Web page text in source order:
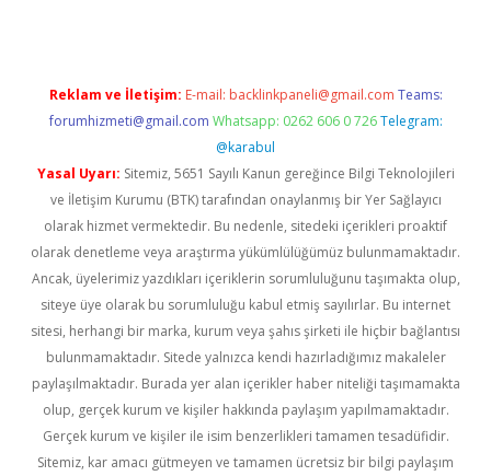
Reklam ve İletişim: E-mail: backlinkpaneli@gmail.com Teams:
forumhizmeti@gmail.com Whatsapp: 0262 606 0 726 Telegram:
@karabul
Yasal Uyarı: Sitemiz, 5651 Sayılı Kanun gereğince Bilgi Teknolojileri
ve İletişim Kurumu (BTK) tarafından onaylanmış bir Yer Sağlayıcı
olarak hizmet vermektedir. Bu nedenle, sitedeki içerikleri proaktif
olarak denetleme veya araştırma yükümlülüğümüz bulunmamaktadır.
Ancak, üyelerimiz yazdıkları içeriklerin sorumluluğunu taşımakta olup,
siteye üye olarak bu sorumluluğu kabul etmiş sayılırlar. Bu internet
sitesi, herhangi bir marka, kurum veya şahıs şirketi ile hiçbir bağlantısı
bulunmamaktadır. Sitede yalnızca kendi hazırladığımız makaleler
paylaşılmaktadır. Burada yer alan içerikler haber niteliği taşımamakta
olup, gerçek kurum ve kişiler hakkında paylaşım yapılmamaktadır.
Gerçek kurum ve kişiler ile isim benzerlikleri tamamen tesadüfidir.
Sitemiz, kar amacı gütmeyen ve tamamen ücretsiz bir bilgi paylaşım